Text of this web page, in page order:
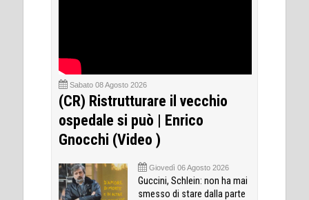
Sabato 08 Agosto 2026
(CR) Ristrutturare il vecchio
ospedale si può | Enrico
Gnocchi (Video )
Giovedì 06 Agosto 2026
Guccini, Schlein: non ha mai
smesso di stare dalla parte